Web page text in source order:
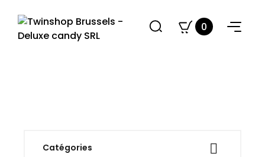
0
Catégories 